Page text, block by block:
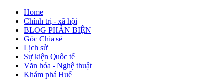
Home
Chính trị - xã hội
BLOG PHẢN BIỆN
Góc Chia sẻ
Lịch sử
Sự kiện Quốc tế
Văn hóa - Nghệ thuật
Khám phá Huế